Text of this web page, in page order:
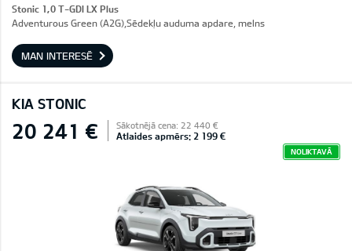
Stonic 1,0 T-GDI LX Plus
Adventurous Green (A2G),Sēdekļu auduma apdare, melns
MAN INTERESĒ
KIA STONIC
20 241 € Sākotnējā cena: 22 440 €
Atlaides apmērs: 2 199 €
NOLIKTAVĀ